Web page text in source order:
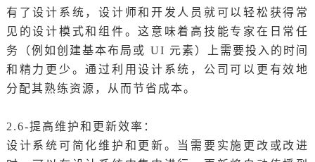
有了设计系统，设计师和开发人员就可以轻松获得常
见的设计模式和组件。这意味着高技能专家在日常任
务（例如创建基本布局或 UI 元素）上需要投入的时间
和精力更少。通过利用设计系统，公司可以更有效地
分配其熟练资源，从而节省成本。
2.6-提高维护和更新效率：
设计系统可简化维护和更新。当需要实施更改或改进